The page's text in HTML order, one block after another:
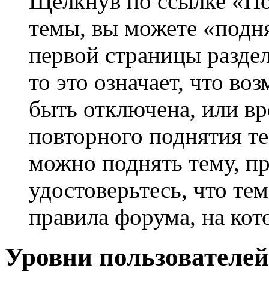
темы, вы можете
первой страницы
то это означает, что
быть отключена, или
повторного поднятия
можно поднять тему,
удостоверьтесь, что
правила форума, на
Уровни